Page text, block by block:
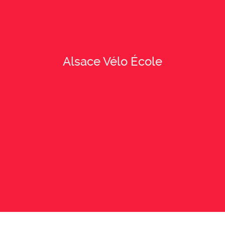
Alsace Vélo École